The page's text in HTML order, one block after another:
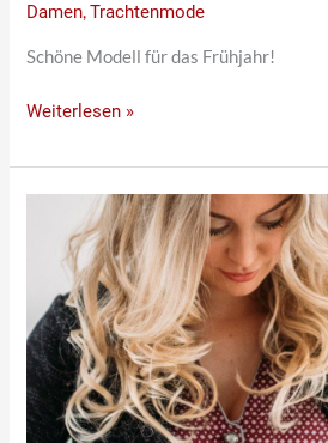
Damen,Trachtenmode
Schöne Modell für das Frühjahr!
Weiterlesen »
Passende
Jacken
Dirndl